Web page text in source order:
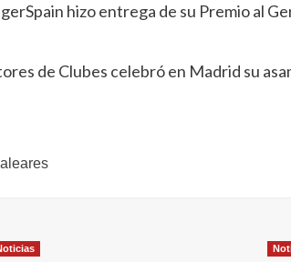
hizo entrega de su Premio al
de Clubes celebró en Madrid su